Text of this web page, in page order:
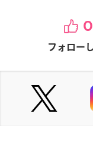
フォロー